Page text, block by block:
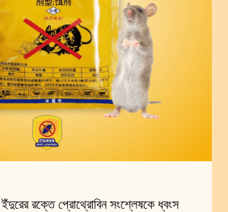
ইঁদুরের রক্তে প্রোথ্রোবিন সংশ্লেষকে ধ্বংস